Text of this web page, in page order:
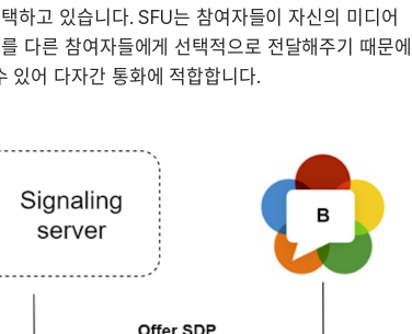
고 있습니다. SFU는 참여자들이 자신의 미디어
다른 참여자들에게 선택적으로 전달해주기 때문에
있어 다자간 통화에 적합합니다.